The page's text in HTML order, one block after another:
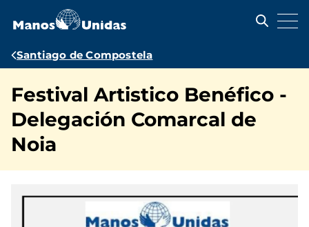
contenido
Ruta
navegación
Santiago de Compostela
Festival Artistico Benéfico -
Delegación Comarcal de
Noia